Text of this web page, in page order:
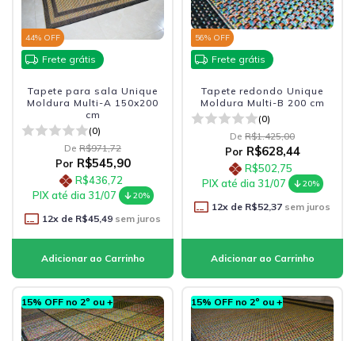
44% OFF
Frete grátis
Tapete para sala Unique
Moldura Multi-A 150x200
cm
(0)
De R$971,72
Por R$545,90
R$436,72
PIX até dia 31/07
20%
12x de R$45,49 sem juros
56% OFF
Frete grátis
Tapete redondo Unique
Moldura Multi-B 200 cm
(0)
De R$1.425,00
Por R$628,44
R$502,75
PIX até dia 31/07
20%
12x de R$52,37 sem juros
15% OFF no 2º ou + 15% OFF no 2º ou +